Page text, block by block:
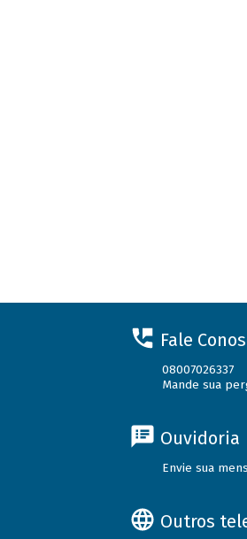
Fale
08007026337
Mande sua
Ouvidoria
Envie sua
Outros